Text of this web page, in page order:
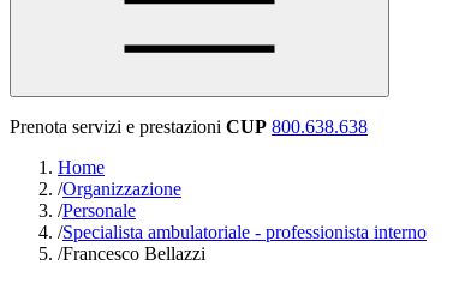
Prenota servizi e prestazioni CUP 800.638.638
Home
/Organizzazione
/Personale
/Specialista ambulatoriale - professionista interno
/Francesco Bellazzi